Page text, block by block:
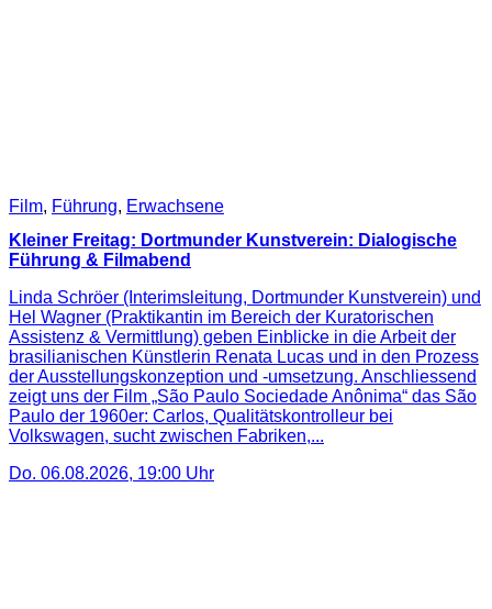
Film, Führung, Erwachsene
Kleiner Freitag: Dortmunder Kunstverein: Dialogische
Führung & Filmabend
Linda Schröer (Interimsleitung, Dortmunder Kunstverein) und
Hel Wagner (Praktikantin im Bereich der Kuratorischen
Assistenz & Vermittlung) geben Einblicke in die Arbeit der
brasilianischen Künstlerin Renata Lucas und in den Prozess
der Ausstellungskonzeption und -umsetzung. Anschliessend
zeigt uns der Film „São Paulo Sociedade Anônima“ das São
Paulo der 1960er: Carlos, Qualitätskontrolleur bei
Volkswagen, sucht zwischen Fabriken,...
Do. 06.08.2026, 19:00 Uhr